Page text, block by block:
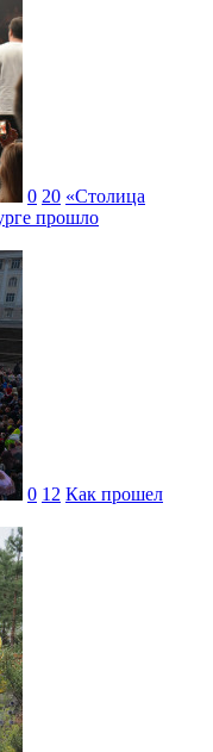
0 20 «Столица
прошло
0 12 Как прошел